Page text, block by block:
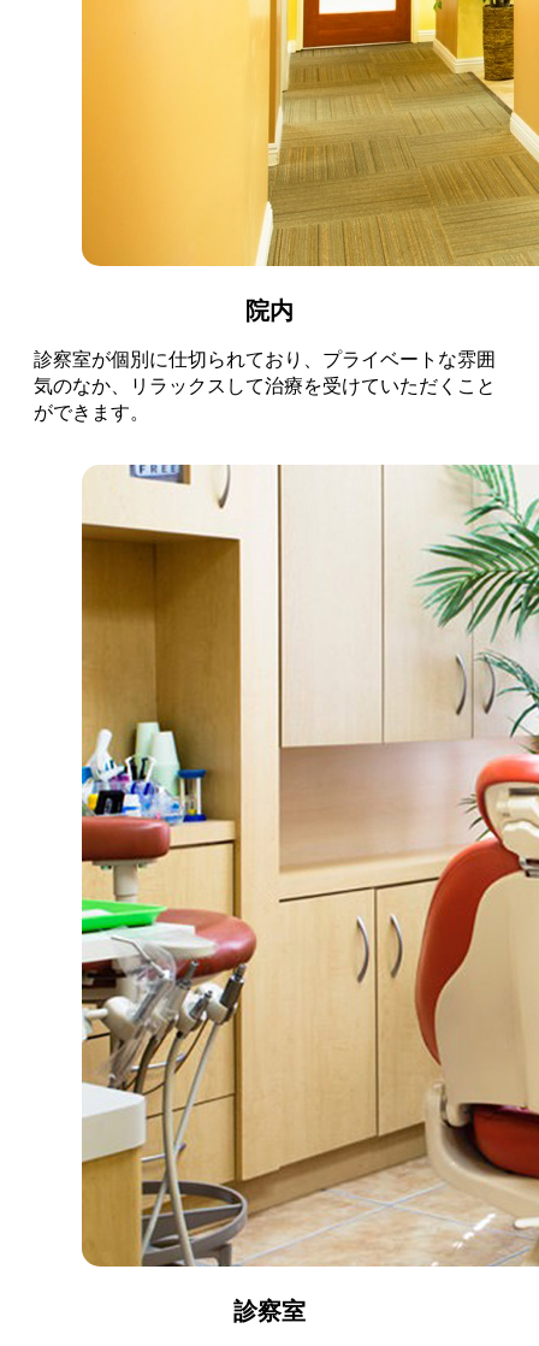
院内
診察室が個別に仕切られており、プライベートな雰囲
気のなか、リラックスして治療を受けていただくこと
ができます。
診察室